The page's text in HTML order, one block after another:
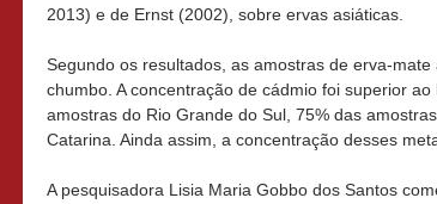
2013) e de Ernst (2002), sobre ervas asiáticas.
Segundo os resultados, as amostras de erva-
chumbo. A concentração de cádmio foi superior
amostras do Rio Grande do Sul, 75% das
Catarina. Ainda assim, a concentração desses
A pesquisadora Lisia Maria Gobbo dos Santos